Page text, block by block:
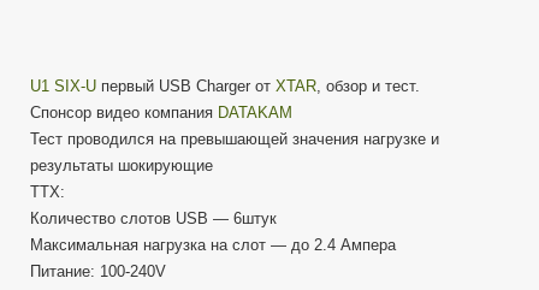
U1 SIX-U первый USB Charger от XTAR , обзор и тест.
Cпонсор видео компания DATAKAM
Тест проводился на превышающей значения нагрузке и
результаты шокирующие
ТТХ:
Количество слотов USB — 6штук
Максимальная нагрузка на слот — до 2.4 Ампера
Питание: 100-240V